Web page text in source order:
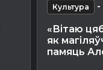
Культура -
«Вітаю
як
памяць